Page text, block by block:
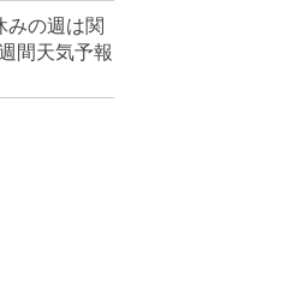
みの週は関
間天気予報